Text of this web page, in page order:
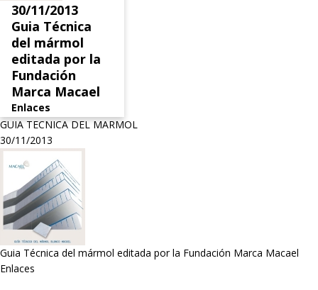
30/11/2013
Guia Técnica
del mármol
editada por la
Fundación
Marca Macael
Enlaces
GUIA TECNICA DEL MARMOL
30/11/2013
Guia Técnica del mármol editada por la Fundación Marca Macael
Enlaces